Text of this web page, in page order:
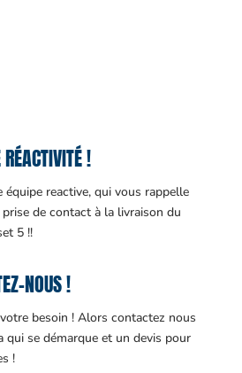
!
équipe reactive, qui vous rappelle
de contact à la livraison du
5 !!
NOUS !
besoin ! Alors contactez nous
qui se démarque et un devis pour
!